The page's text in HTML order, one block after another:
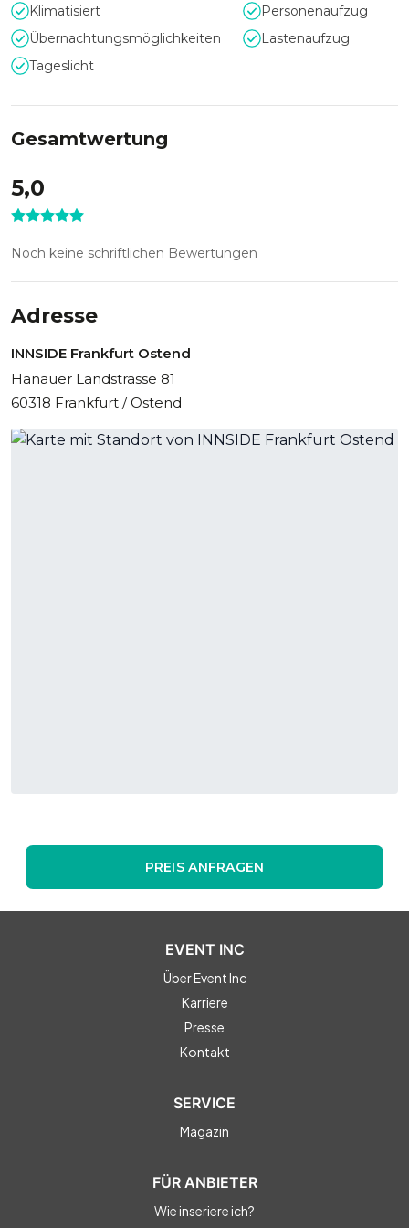
Der passende Rahmen für Ihr Event
Das INNSIDE Frankfurt Ostend schafft den richtigen
Rahmen für jedes Event, auch individuell angepasst auf Ihre
Wenn du magst, kann ich die Überschriften auch noch
kürzer, emotionaler oder mehr im Marketing-Stil
Klimatisiert
Personenaufzug
Übernachtungsmöglichkeiten
Lastenaufzug
Tageslicht
Gesamtwertung
5,0
Noch keine schriftlichen Bewertungen
Adresse
INNSIDE Frankfurt Ostend
Hanauer Landstrasse 81
60318 Frankfurt / Ostend
PREIS ANFRAGEN
EVENT INC
Über Event Inc
Karriere
Presse
Kontakt
SERVICE
Magazin
FÜR ANBIETER
Wie inseriere ich?